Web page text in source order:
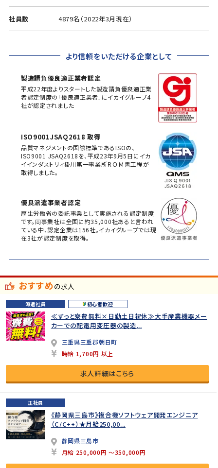
社員数 4879名（2022年3月現在）
より信頼をいただける企業として
製造請負優良適正業者認定
平成22年度よりスタートした製造請負優良適正業
者認定制度の「優良適正業者」にイカイグループ4
社が認定されました
ISO9001JSAQ2618 取得
品質マネジメントの国際標準であるISOの、
ISO9001 JSAQ2618を、平成23年9月5日にイカ
イインダストリィ掛川第一事業所ＲＯＭ書工程が
取得しました。
優良派遣事業者認定
厚生労働省の委託事業として実施される認定制度
です。同事業社は全国に約35,000社あると言われ
ている中、認定企業は156社。イカイグループでは現
在3社が認定制度を取得。
おすすめの求人
派遣社員 初心者歓迎
≪ずっと寮費無料×日勤土日祝休≫大手産業機器メー
カーでの配電用変圧器の製造...
三重県三重郡朝日町
時給 1,700円 以上
求人詳細はこちら
正社員
《静岡県三島市》複合機ソフトウェア開発エンジニア
（C/C++）★月給250,00...
静岡県三島市
月給 250,000円 ～350,000円